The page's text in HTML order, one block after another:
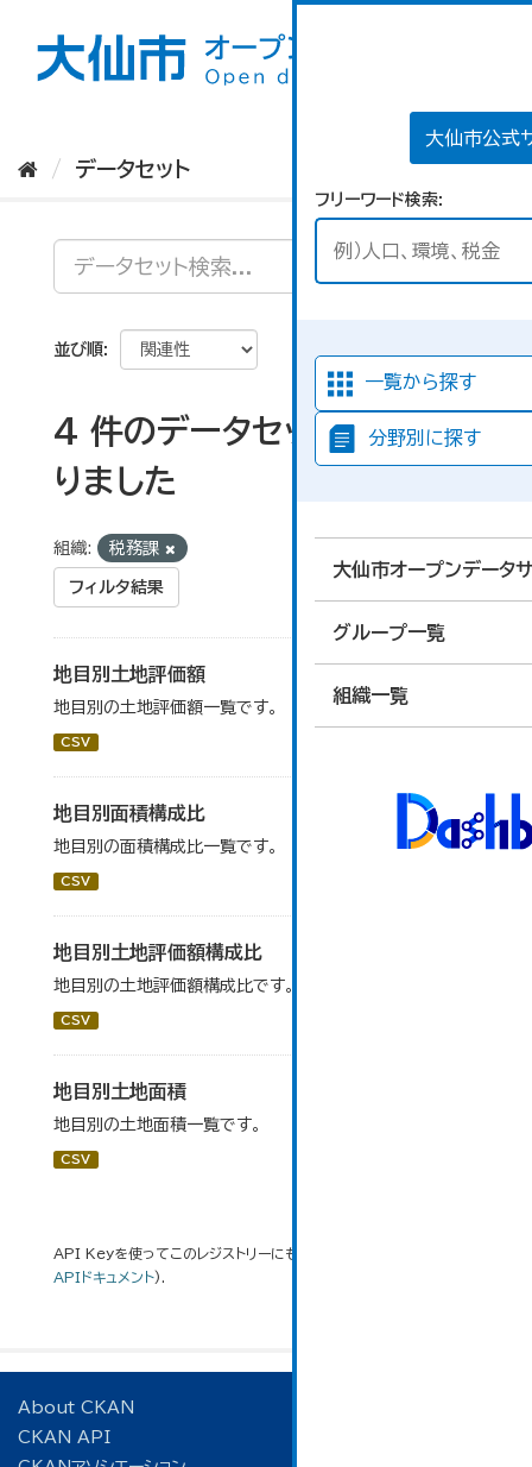
大仙市公式
フリーワード検索
一覧から探す
分野別に探す
大仙市オープンデータ
グループ一覧
組織一覧
データセット
並び順
4 件のデータセットが見つか
りました
組織: 税務課
フィルタ結果
地目別土地評価額
地目別の土地評価額一覧です。
CSV
地目別面積構成比
地目別の面積構成比一覧です。
CSV
地目別土地評価額構成比
地目別の土地評価額構成比です。
CSV
地目別土地面積
地目別の土地面積一覧です。
CSV
API Keyを使ってこのレジストリーにもアクセス可能です
APIドキュメント).
About CKAN
CKAN API